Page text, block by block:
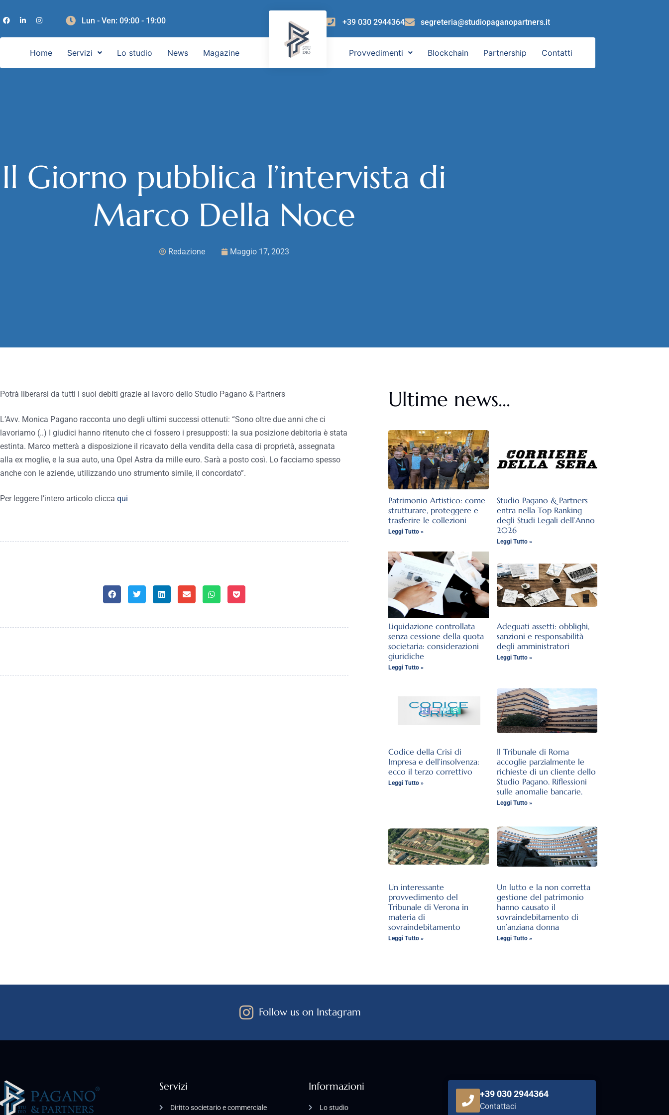
Lun - Ven: 09:00 - 19:00
Home Servizi Lo studio News Magazine
+39 030 2944364 segreteria@studiopaganopartners.it
Provvedimenti Blockchain Partnership Contatti
Il Giorno pubblica l’intervista di
Marco Della Noce
Redazione Maggio 17, 2023
Potrà liberarsi da tutti i suoi debiti grazie al lavoro dello Studio Pagano & Partners
L’Avv. Monica Pagano racconta uno degli ultimi successi ottenuti: “Sono oltre due anni che ci
lavoriamo (..) I giudici hanno ritenuto che ci fossero i presupposti: la sua posizione debitoria è stata
estinta. Marco metterà a disposizione il ricavato della vendita della casa di proprietà, assegnata
alla ex moglie, e la sua auto, una Opel Astra da mille euro. Sarà a posto così. Lo facciamo spesso
anche con le aziende, utilizzando uno strumento simile, il concordato”.
Per leggere l’intero articolo clicca qui
Ultime news...
Patrimonio Artistico: come
strutturare, proteggere e
trasferire le collezioni
Leggi Tutto »
Studio Pagano & Partners
entra nella Top Ranking
degli Studi Legali dell’Anno
2026
Leggi Tutto »
Liquidazione controllata
senza cessione della quota
societaria: considerazioni
giuridiche
Leggi Tutto »
Adeguati assetti: obblighi,
sanzioni e responsabilità
degli amministratori
Leggi Tutto »
Codice della Crisi di
Impresa e dell’insolvenza:
ecco il terzo correttivo
Leggi Tutto »
Il Tribunale di Roma
accoglie parzialmente le
richieste di un cliente dello
Studio Pagano. Riflessioni
sulle anomalie bancarie.
Leggi Tutto »
Un interessante
provvedimento del
Tribunale di Verona in
materia di
sovraindebitamento
Leggi Tutto »
Un lutto e la non corretta
gestione del patrimonio
hanno causato il
sovraindebitamento di
un’anziana donna
Leggi Tutto »
Follow us on Instagram
Servizi
Diritto societario e commerciale
Informazioni
Lo studio
+39 030 2944364
Contattaci